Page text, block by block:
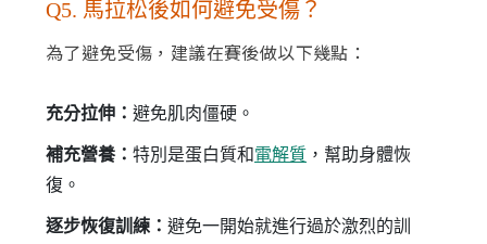
Q5. 馬拉松後如何避免受傷？
為了避免受傷，建議在賽後做以下幾點：
充分拉伸： 避免肌肉僵硬。
補充營養： 特別是蛋白質和電解質 ，幫助身體恢
復。
逐步恢復訓練： 避免一開始就進行過於激烈的訓